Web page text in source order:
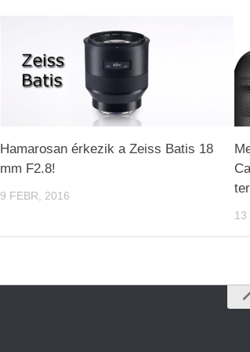
Hamarosan érkezik a Zeiss Batis 18
mm F2.8!
9 FEBR, 2016
13